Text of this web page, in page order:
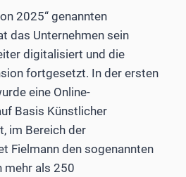
2025“ genannten
das Unternehmen sein
digitalisiert und die
fortgesetzt. In der ersten
eine Online-
Basis Künstlicher
im Bereich der
Fielmann den sogenannten
mehr als 250